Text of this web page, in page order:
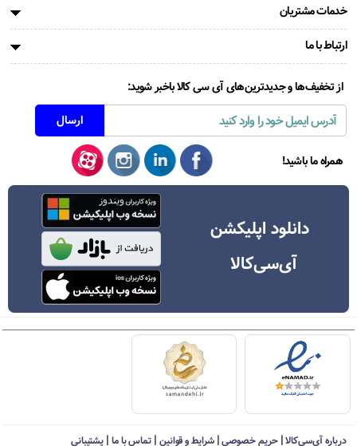
خدمات مشتریان
ارتباط با ما
از تخفیف‌ها و جدیدترین‌های آی سی کالا باخبر شوید:
همراه ما باشید!
دانلود اپلیکشن
آی‌سی‌کالا
درباره آی‌سی‌کالا|حریم خصوصی|شرایط و قوانین | تماس با ما| پشتیبانی